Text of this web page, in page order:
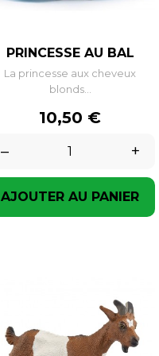
PRINCESSE AU BAL
La princesse aux cheveux
blonds...
Prix
10,50 €
–
+
AJOUTER AU PANIER